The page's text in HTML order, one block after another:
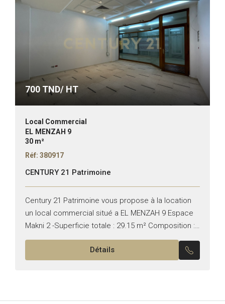
700 TND/ HT
Local Commercial
EL MENZAH 9
30 m²
Réf: 380917
CENTURY 21 Patrimoine
Century 21 Patrimoine vous propose à la location
un local commercial situé a EL MENZAH 9 Espace
Makni 2 -Superficie totale : 29.15 m² Composition :
– Open space Pour plus d’informations...
Détails